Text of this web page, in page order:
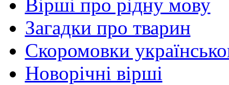
Вірші про рідну мову
Загадки про тварин
Скоромовки
Новорічні вірші